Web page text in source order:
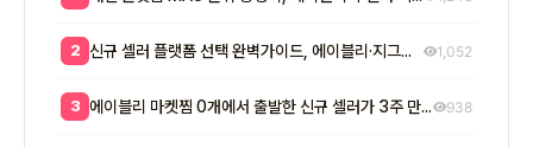
2 신규 셀러 플랫폼 선택 완벽가이드, 에이블리·지그재그·무신사 매출 비교와 7단계 공식 1,052
3 에이블리 마켓찜 0개에서 출발한 신규 셀러가 3주 만에 200개 넘긴 방법 - 초기 마켓찜이 매출에 실제로 미치는 영향 938